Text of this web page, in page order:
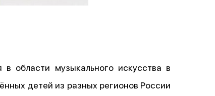
области музыкального искусства в
детей из разных регионов России